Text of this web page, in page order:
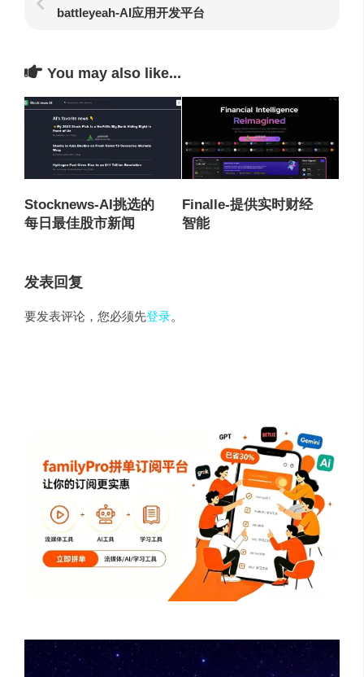
battleyeah-AI应用开发平台
You may also like...
Stocknews-AI挑选的
每日最佳股市新闻
Finalle-提供实时财经
智能
发表回复
要发表评论，您必须先登录。